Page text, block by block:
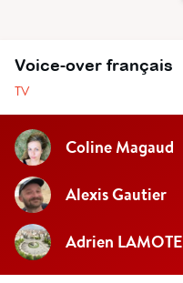
Voice-over français
TV
Coline Magaud
Alexis Gautier
Adrien LAMOTE